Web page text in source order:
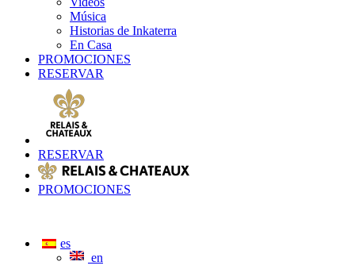
Música
Historias de Inkaterra
En Casa
PROMOCIONES
RESERVAR
RESERVAR
PROMOCIONES
es
en